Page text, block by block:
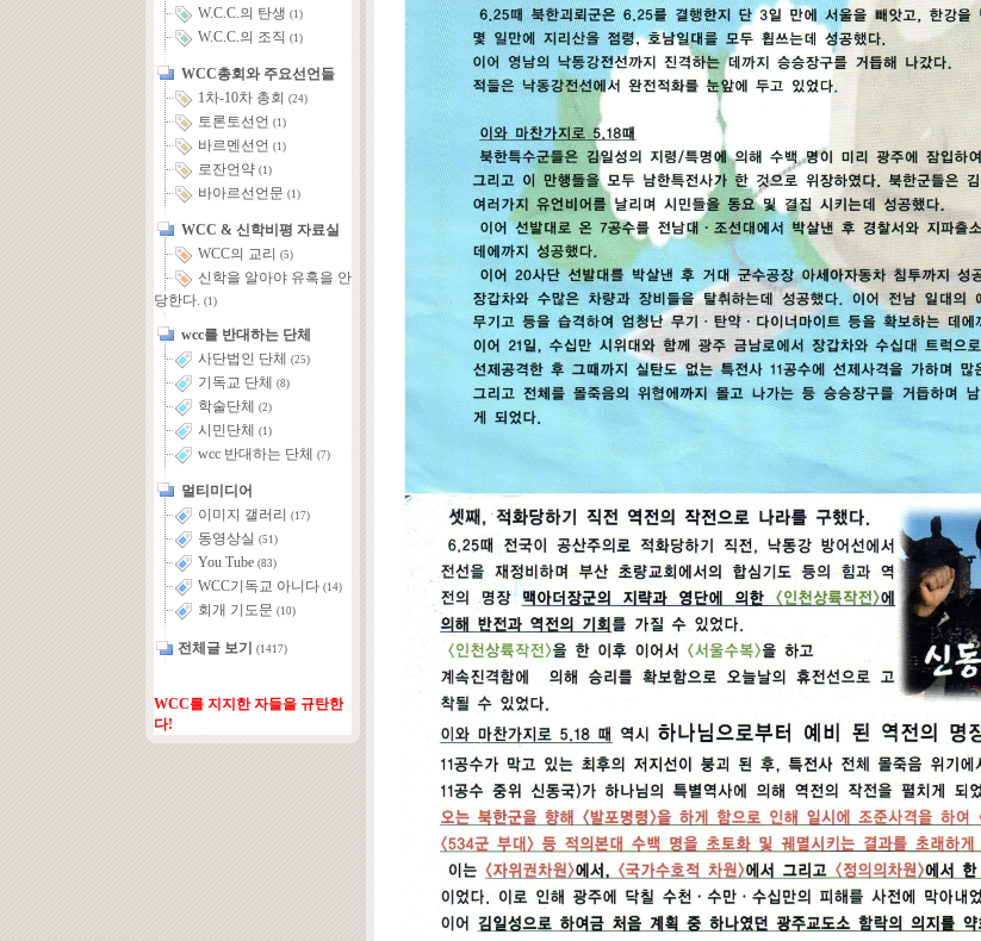
W.C.C.의 탄생 (1)
W.C.C.의 조직 (1)
WCC총회와 주요선언들
1차-10차 총회 (24)
토론토선언 (1)
바르멘선언 (1)
로잔언약 (1)
바아르선언문 (1)
WCC & 신학비평 자료실
WCC의 교리
(5)
신학을 알아야 유혹을 안
당한다. (1)
wcc를 반대하는 단체
사단법인 단체
(25)
기독교 단체 (8)
학술단체 (2)
시민단체 (1)
wcc 반대하는 단체 (7)
멀티미디어
이미지 갤러리
(17)
동영상실 (51)
You Tube (83)
WCC기독교 아니다 (14)
회개 기도문 (10)
전체글 보기 (1417)
WCC를 지지한 자들을 규탄한
다!